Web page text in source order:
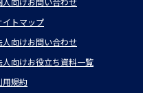
イトマップ
人向けお問い合わせ
人向けお役立ち資料一覧
用規約